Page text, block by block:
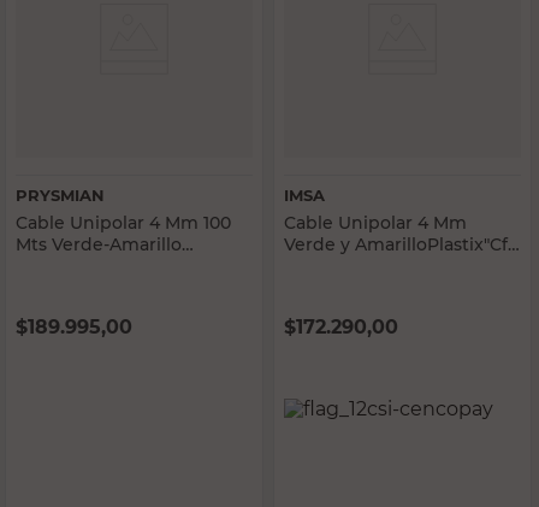
PRYSMIAN
Cable Unipolar 4 Mm 100
Mts Verde-Amarillo
$189.995,00
IMSA
Cable Unipolar 4 Mm
Verde y AmarilloPlastix"Cf"
$172.290,00